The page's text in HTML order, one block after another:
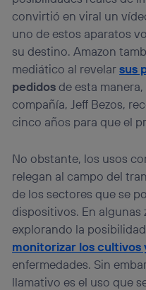
convirtió en viral un
uno de estos aparatos
su destino. Amazon
mediático al revelarsus
pedidosde esta
compañía, Jeff Bezos,
cinco años para que el
No obstante, los usos
relegan al campo del
de los sectores que se
dispositivos. En algunas
explorando la
monitorizar los cultivos
enfermedades. Sin
llamativo es el uso que
navegación del usuario
Puedes gestionar los
“Administrar Utiq” en la
visitando el portal de
(“consenthub”) . Para
la política de privacidad